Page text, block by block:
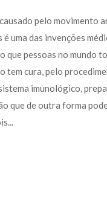
pelo movimento
uma das invenções
que pessoas no mundo
tem cura, pelo
imunológico,
que de outra forma